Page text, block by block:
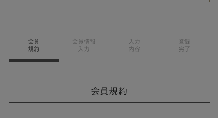
会員
規約
会員情報
入力
入力
内容
登録
完了
会員規約